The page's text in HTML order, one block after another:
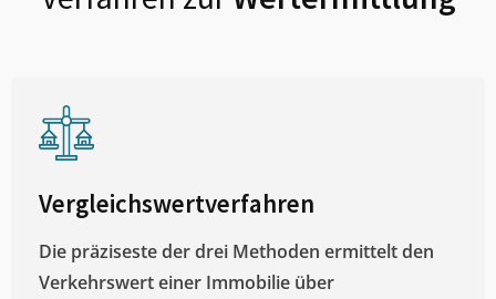
Vergleichswertverfahren
Die präziseste der drei Methoden ermittelt den
Verkehrswert einer Immobilie über